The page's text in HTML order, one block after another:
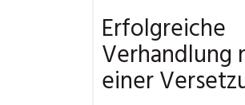
Erfolgreiche
Verhandlung
einer